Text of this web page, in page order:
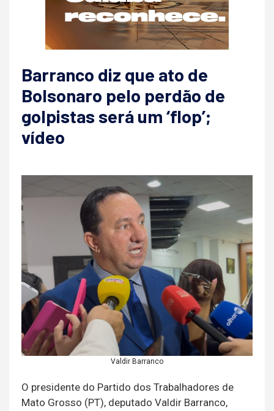
Barranco diz que ato de
Bolsonaro pelo perdão de
golpistas será um ‘flop’;
vídeo
Valdir Barranco
O presidente do Partido dos Trabalhadores de
Mato Grosso (PT), deputado Valdir Barranco,